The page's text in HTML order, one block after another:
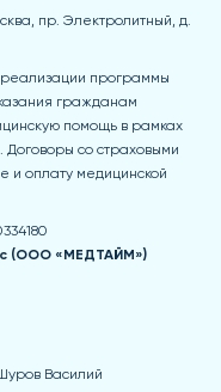
пр. Электролитный, д.
реализации программы
гражданам
помощь в рамках
Договоры со страховыми
и оплату медицинской
(ООО «МЕДТАЙМ»)
Василий